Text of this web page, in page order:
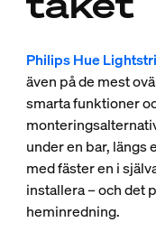
Philips Hue
även på de mest
smarta funktioner
under en bar, längs
med fäster en i
installera – och det
heminredning.